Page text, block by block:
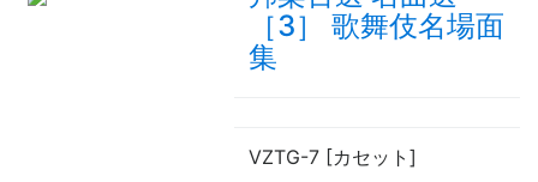
［3］ 歌舞伎名場面
集
VZTG-7 [カセット]